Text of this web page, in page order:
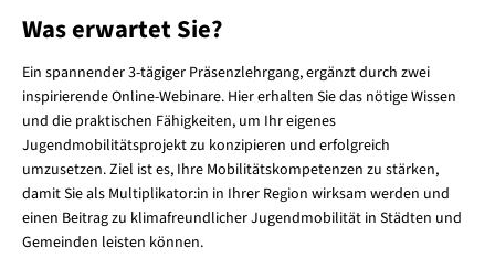
Was erwartet Sie?
Ein spannender 3-tägiger Präsenzlehrgang, ergänzt durch zwei
inspirierende Online-Webinare. Hier erhalten Sie das nötige Wissen
und die praktischen Fähigkeiten, um Ihr eigenes
Jugendmobilitätsprojekt zu konzipieren und erfolgreich
umzusetzen. Ziel ist es, Ihre Mobilitätskompetenzen zu stärken,
damit Sie als Multiplikator:in in Ihrer Region wirksam werden und
einen Beitrag zu klimafreundlicher Jugendmobilität in Städten und
Gemeinden leisten können.